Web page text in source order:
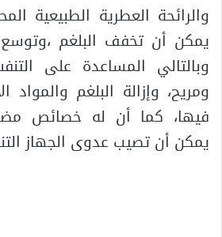
والرائحة العطرية الطبيعية
يمكن أن تخفف البلغم
وبالتالي المساعدة على
ومريح، وإزالة البلغم والمواد
فيها، كما أن له خصائص
يمكن أن تصيب عدوى الجهاز